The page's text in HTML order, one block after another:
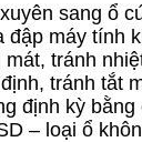
sang ổ
đập máy tính
tránh
tránh tắt
định kỳ
– loại ổ